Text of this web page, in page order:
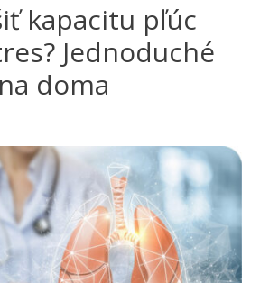
kapacitu pľúc
Jednoduché
doma